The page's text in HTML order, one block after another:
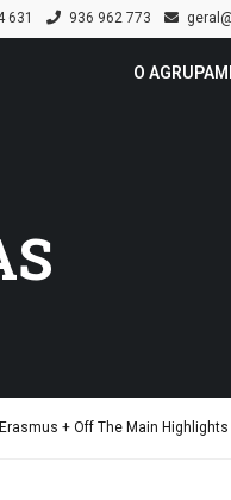
631 936 962 773
O
Erasmus + Off The Main Highlights